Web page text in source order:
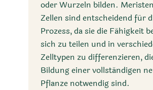
oder Wurzeln bilden.
Zellen sind entscheidend für
Prozess, da sie die Fähigkeit
sich zu teilen und in
Zelltypen zu differenzieren,
Bildung einer vollständigen
Pflanze notwendig sind.